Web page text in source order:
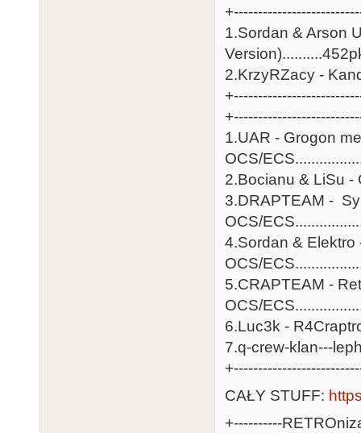
1.Sordan & Arson
2.KrzyRZacy -
1.UAR - Grogon
OCS/
2.Bocianu & LiSu -
3.DRAPTEAM -
OCS/
4.Sordan & Elektro
OCS/
5.CRAPTEAM -
OCS/
6.Luc3k -
7.q-crew-klan---
CAŁY STUFF:
+----------